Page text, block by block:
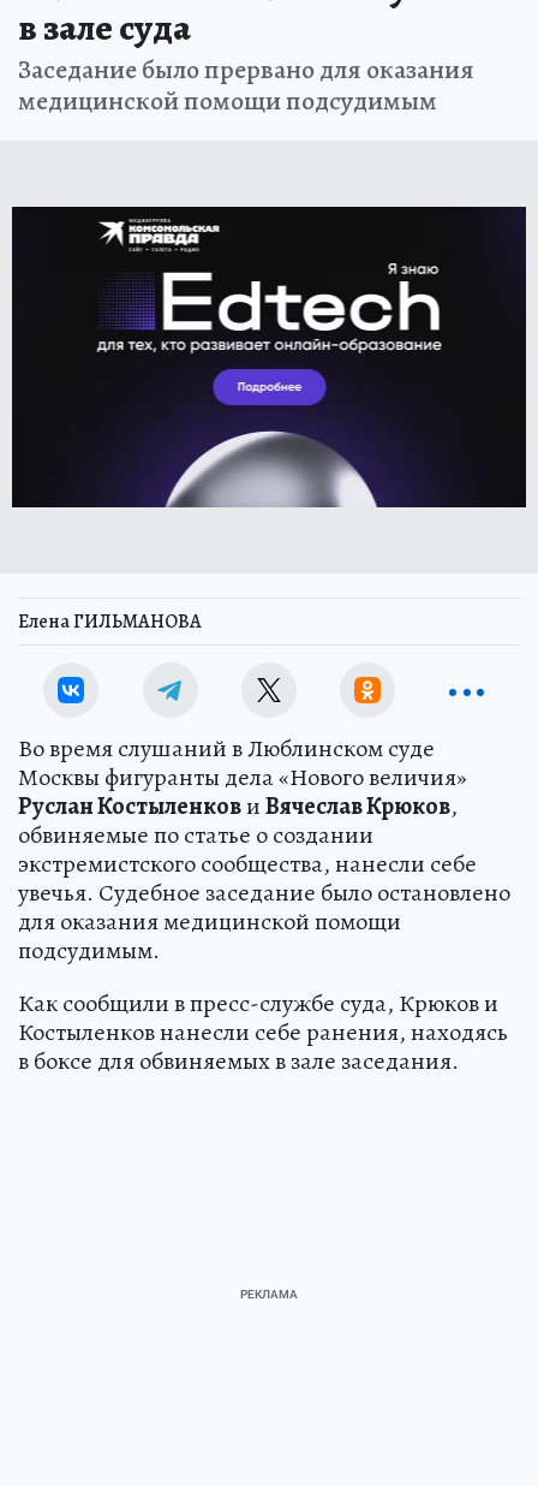
в зале суда
Заседание было прервано для оказания
медицинской помощи подсудимым
Елена ГИЛЬМАНОВА
Во время слушаний в Люблинском суде
Москвы фигуранты дела «Нового величия»
Руслан КостыленковиВячеслав Крюков,
обвиняемые по статье о создании
экстремистского сообщества, нанесли себе
увечья. Судебное заседание было остановлено
для оказания медицинской помощи
подсудимым.
Как сообщили в пресс-службе суда, Крюков и
Костыленков нанесли себе ранения, находясь
в боксе для обвиняемых в зале заседания.